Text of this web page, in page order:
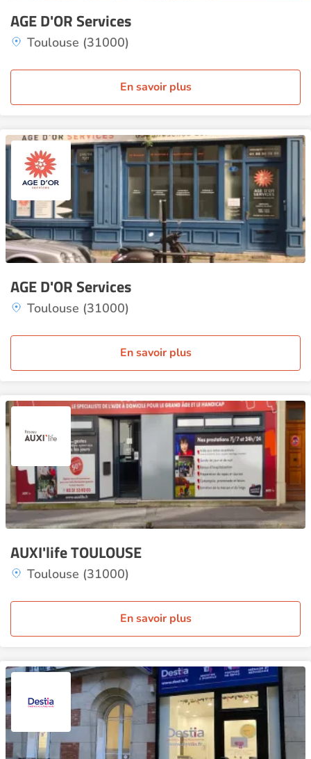
AGE D'OR Services
Toulouse (31000)
En savoir plus
AGE D'OR Services
Toulouse (31000)
En savoir plus
AUXI'life TOULOUSE
Toulouse (31000)
En savoir plus